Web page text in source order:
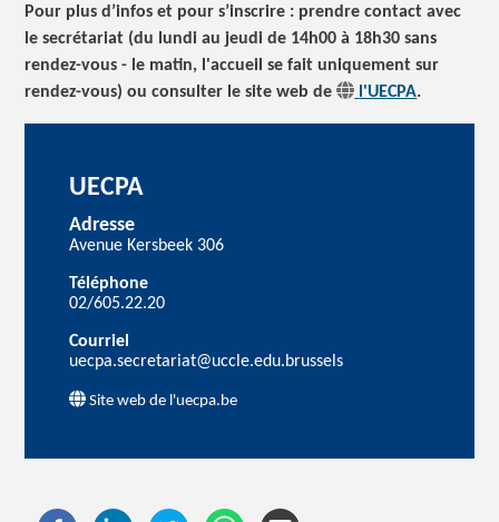
Pour plus d’infos et pour s’inscrire : prendre contact avec
le secrétariat (du lundi au jeudi de 14h00 à 18h30 sans
rendez-vous - le matin, l'accueil se fait uniquement sur
rendez-vous) ou consulter le site web de
l'UECPA.
UECPA
Adresse
Avenue Kersbeek 306
Téléphone
02/605.22.20
Courriel
uecpa.secretariat@uccle.edu.brussels
Site web de l'uecpa.be